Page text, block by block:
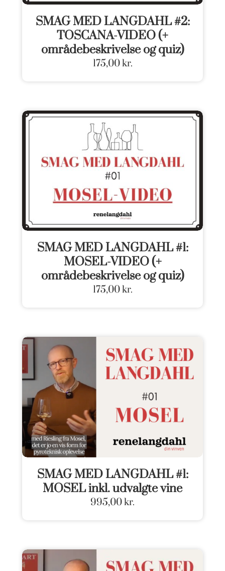
SMAG MED LANGDAHL #2:
TOSCANA-VIDEO (+
områdebeskrivelse og quiz)
175,00kr.
SMAG MED LANGDAHL #1:
MOSEL-VIDEO (+
områdebeskrivelse og quiz)
175,00kr.
SMAG MED LANGDAHL #1:
MOSEL inkl. udvalgte vine
995,00kr.